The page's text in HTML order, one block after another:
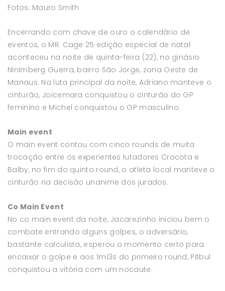
Fotos: Mauro Smith
Encerrando com chave de ouro o calendário de
eventos, o MR. Cage 25 edição especial de natal
aconteceu na noite de quinta-feira (22), no ginásio
Ninimberg Guerra, bairro São Jorge, zona Oeste de
Manaus. Na luta principal da noite, Adriano manteve o
cinturão, Joicemara conquistou o cinturão do GP
feminino e Michel conquistou o GP masculino.
Main event
O main event contou com cinco rounds de muita
trocação entre os experientes lutadores Crocota e
Balby, no fim do quinto round, o atleta local manteve o
cinturão na decisão unanime dos jurados.
Co Main Event
No co main event da noite, Jacarezinho iniciou bem o
combate entrando alguns golpes, o adversário,
bastante calculista, esperou o momento certo para
encaixar o golpe e aos 1m13s do primeiro round, Pitbul
conquistou a vitória com um nocaute.